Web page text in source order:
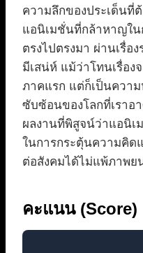
ความลึกของประเด็นที่
แอนิเมชั่นที่กล้าหาญใ
ตรงไปตรงมา ผ่านเรื่อ
มีเสน่ห์ แม้ว่าโทนเรื่อง
ภาคแรก แต่ก็เป็นควา
ซับซ้อนของโลกที่เราอ
ผลงานที่พิสูจน์ว่าแอนิเ
ในการกระตุ้นความคิ
ต่อสังคมได้ไม่แพ้ภาพย
คะแนน (Score)